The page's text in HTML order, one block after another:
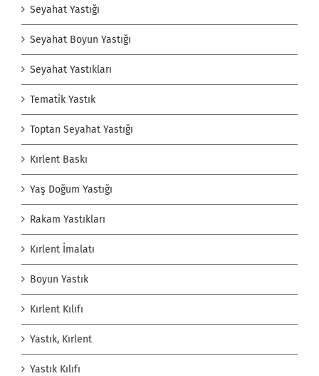
Seyahat Yastığı
Seyahat Boyun Yastığı
Seyahat Yastıkları
Tematik Yastık
Toptan Seyahat Yastığı
Kırlent Baskı
Yaş Doğum Yastığı
Rakam Yastıkları
Kırlent İmalatı
Boyun Yastık
Kırlent Kılıfı
Yastık, Kırlent
Yastık Kılıfı